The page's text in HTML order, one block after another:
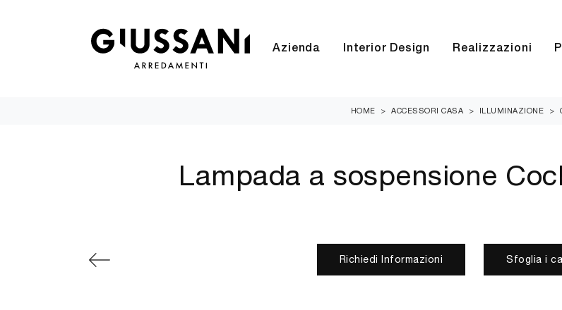
Azienda Interior Design Realizzazioni
HOME > ACCESSORI CASA > ILLUMINAZIONE >
Lampada a sospensione
Richiedi Informazioni Sfoglia i